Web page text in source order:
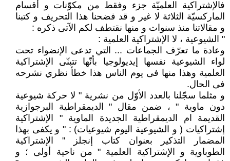
فالإشتراكية العلميّة جزء وفقط من مكوّنات و أقسام
الماركسيّة الثلاثة لا غير و قد فضحنا هذا التحريف و كتبنا
و مقالاتنا منذ سنوات و منها نقتطف لكم الآتى ذكره :
" الشيوعية ، لا الإشتراكية العلمية :
وعادة ما تعرّف الجماعات ... التي تدعى الإنضواء تحت
لواء الشيوعية نفسها إيديولوجيا بأنّها تتبنّى الإشتراكية
العلمية وهذا منها فى يوم الناس هذا خطأ نظري نشرحه
فى الحال.
و مثلما سجّلنا بالعدد الأوّل من نشرية " لا حركة شيوعية
دون ماوية " ، ضمن مقال " الديمقراطية البرجوازية
القديمة ام الديمقراطية الجديدة الماوية " الإشتراكية
إشتراكيات ( و الشيوعية اليوم شيوعيات) : " و يكفى بهذا
المضمار التذكير بعنوان كتاب إنجلز " الإشتراكية
الطوباوية و الإشتراكية العلمية " من ناحية أولى ؛ و